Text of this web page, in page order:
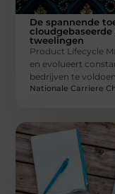
De spannende
tweelingen
Product Lifecycle
en evolueert
bedrijven te
Nationale Carriere